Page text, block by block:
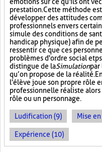
prestation. Cette méthode
développer des attitudes
professionnels envers
simule des conditions de
handicap physique) afin de
ressentir ce que ces
problèmes d'ordre social et
distingue de laSimulationpar
qu’on propose de la réalité.
l'élève joue son propre rôle
professionnelle réaliste alors
rôle ou un personnage.
Ludification (9) Mise
Expérience (10)